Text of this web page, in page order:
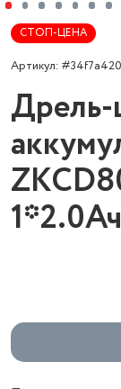
СТОП-ЦЕНА
Артикул:
Дрель-
1*2.0Ач